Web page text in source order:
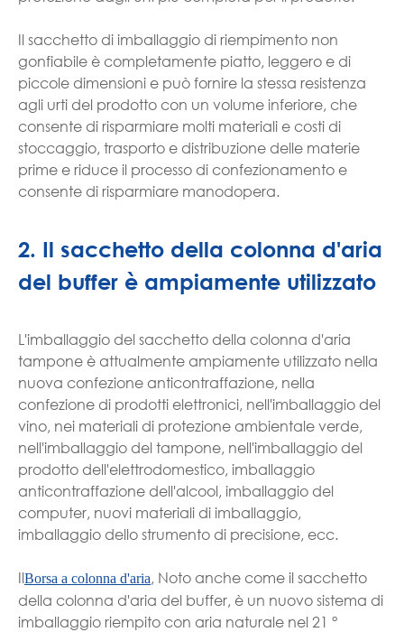
Il sacchetto di imballaggio di riempimento non
gonfiabile è completamente piatto, leggero e di
piccole dimensioni e può fornire la stessa resistenza
agli urti del prodotto con un volume inferiore, che
consente di risparmiare molti materiali e costi di
stoccaggio, trasporto e distribuzione delle materie
prime e riduce il processo di confezionamento e
consente di risparmiare manodopera.
2. Il sacchetto della colonna d'aria
del buffer è ampiamente utilizzato
L'imballaggio del sacchetto della colonna d'aria
tampone è attualmente ampiamente utilizzato nella
nuova confezione anticontraffazione, nella
confezione di prodotti elettronici, nell'imballaggio del
vino, nei materiali di protezione ambientale verde,
nell'imballaggio del tampone, nell'imballaggio del
prodotto dell'elettrodomestico, imballaggio
anticontraffazione dell'alcool, imballaggio del
computer, nuovi materiali di imballaggio,
imballaggio dello strumento di precisione, ecc.
IlBorsa a colonna d'aria, Noto anche come il sacchetto
della colonna d'aria del buffer, è un nuovo sistema di
imballaggio riempito con aria naturale nel 21 °